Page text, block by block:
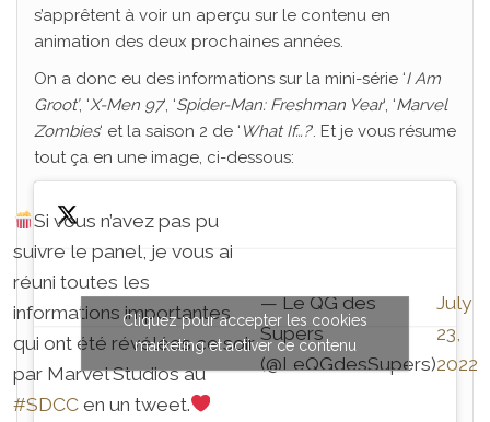
s’apprêtent à voir un aperçu sur le contenu en
animation des deux prochaines années.
On a donc eu des informations sur la mini-série ‘I Am
Groot’, ‘X-Men 97‘, ‘Spider-Man: Freshman Year‘, ‘Marvel
Zombies‘ et la saison 2 de ‘ What If…?‘. Et je vous résume
tout ça en une image, ci-dessous:
Si vous n’avez pas pu
suivre le panel, je vous ai
réuni toutes les
informations importantes
qui ont été révélées ce soir
par Marvel Studios au
#SDCCen un tweet.
— Le QG des
Supers
(@LeQGdesSupers)
July
23,
2022
Cliquez pour accepter les cookies
marketing et activer ce contenu